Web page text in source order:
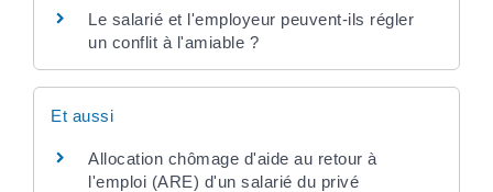
Le salarié et l'employeur peuvent-ils régler
un conflit à l'amiable ?
Et aussi
Allocation chômage d'aide au retour à
l'emploi (ARE) d'un salarié du privé